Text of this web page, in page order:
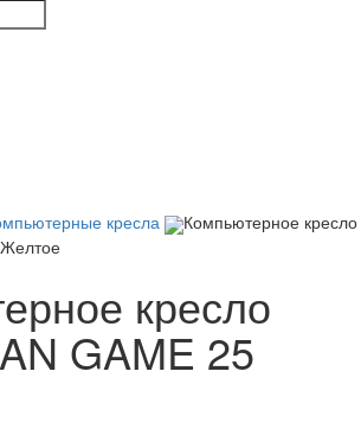
кресла
Компьютерное кресло
кресло
GAME 25